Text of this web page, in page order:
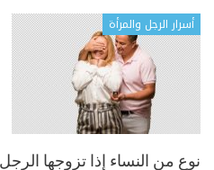
أسرار الرجل والمرأة
نوع من النساء إذا تزوجها